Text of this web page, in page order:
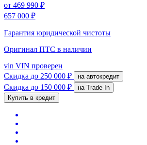
от 469 990 ₽
657 000 ₽
Гарантия юридической чистоты
Оригинал ПТС в наличии
vin VIN проверен
Скидка до 250 000 ₽ на автокредит
Скидка до 150 000 ₽
на Trade-In
Купить в кредит